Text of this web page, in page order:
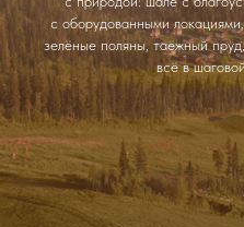
с оборудованными
зелёные поляны, таёжный
всё в